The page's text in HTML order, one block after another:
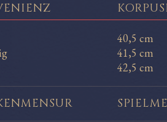
40,5 cm
41,5 cm
42,5 cm
MENSUR SPIEL